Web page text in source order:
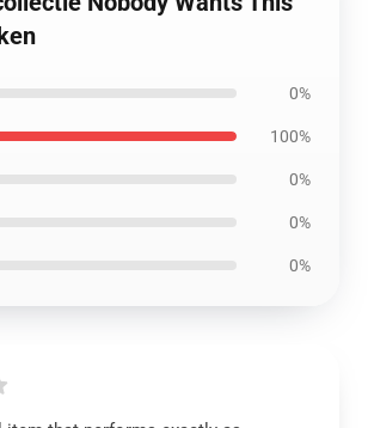
0%
100%
0%
0%
0%